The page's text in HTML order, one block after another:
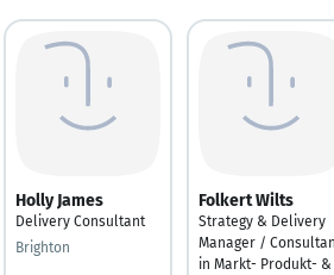
Holly James
Delivery Consultant
Brighton
Folkert Wilts
Strategy & Delivery
Manager /
in Markt- Produkt- &